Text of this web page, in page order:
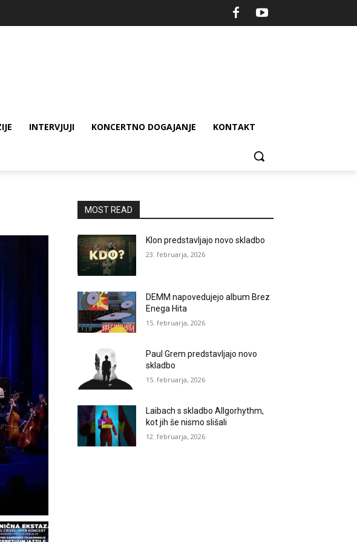
INTERVJUJI KONCERTNO DOGAJANJE KONTAKT
MOST READ
Klon predstavljajo novo skladbo
23. februarja, 2026
DEMM napovedujejo album Brez
Enega Hita
15. februarja, 2026
Paul Grem predstavljajo novo
skladbo
15. februarja, 2026
Laibach s skladbo Allgorhythm,
kot jih še nismo slišali
12. februarja, 2026